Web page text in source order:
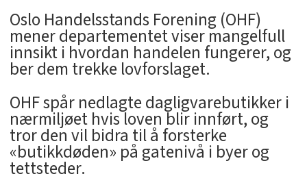
Oslo Handelsstands Forening (OHF)
mener departementet viser mangelfull
innsikt i hvordan handelen fungerer, og
ber dem trekke lovforslaget.
OHF spår nedlagte dagligvarebutikker i
nærmiljøet hvis loven blir innført, og
tror den vil bidra til å forsterke
«butikkdøden» på gatenivå i byer og
tettsteder.